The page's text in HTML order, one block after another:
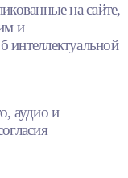
на сайте,
и
интеллектуальной
аудио и